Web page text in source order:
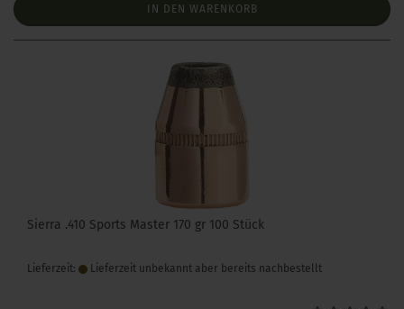
IN DEN WARENKORB
Sierra .410 Sports Master 170 gr 100 Stück
Lieferzeit: Lieferzeit unbekannt aber bereits nachbestellt